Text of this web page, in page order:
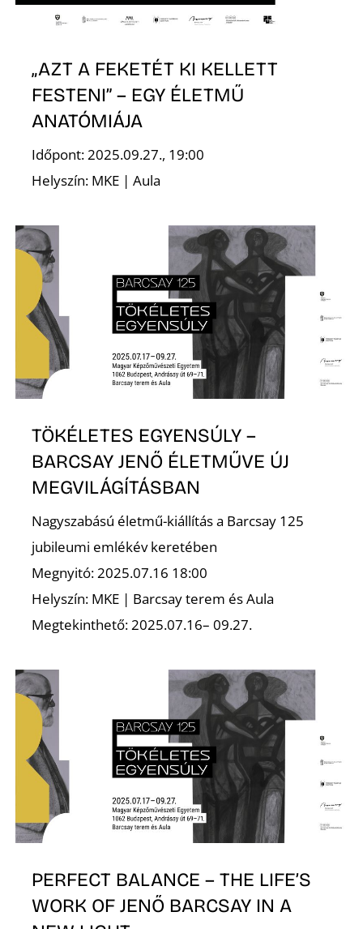
„AZT A FEKETÉT KI KELLETT
FESTENI” – EGY ÉLETMŰ
ANATÓMIÁJA
Időpont: 2025.09.27., 19:00
Helyszín: MKE | Aula
TÖKÉLETES EGYENSÚLY –
BARCSAY JENŐ ÉLETMŰVE ÚJ
MEGVILÁGÍTÁSBAN
Nagyszabású életmű-kiállítás a Barcsay 125
jubileumi emlékév keretében
Megnyitó: 2025.07.16 18:00
Helyszín: MKE | Barcsay terem és Aula
Megtekinthető: 2025.07.16– 09.27.
PERFECT BALANCE – THE LIFE’S
WORK OF JENŐ BARCSAY IN A